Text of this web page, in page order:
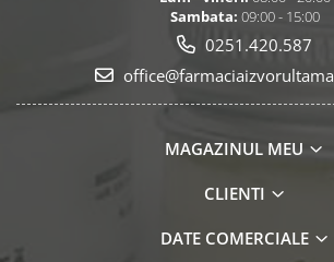
Sambata: 09:00 - 15:00
0251.420.587
MAGAZINUL MEU
CLIENTI
DATE COMERCIALE